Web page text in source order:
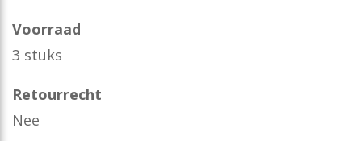
Voorraad
3 stuks
Retourrecht
Nee